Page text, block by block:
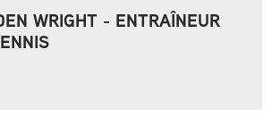
WRIGHT - ENTRAÎNEUR